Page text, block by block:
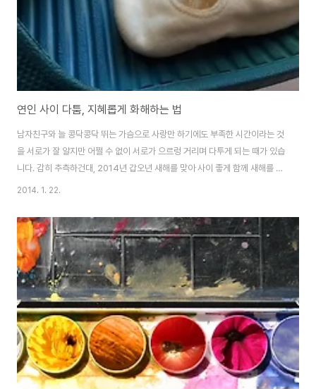
연인 사이 다툼, 지혜롭게 화해하는 법
남자친구와 늘 콩닥콩닥 뛰는 가슴으로 사랑만 하기에도 부족한 시간이라는 것
을 서로가 잘 알지만 어쩔 수 없이 서로가 으르렁 거리며 다투게 되는 때가 있습
니다. 감히 추측하건대, 2014년 갑오년 새해를 맞아 사이 좋게 함께 새해를 맞
이한 커플도 있을 테지만 새해부터 다툰 커플도 있으리라 생각됩니다. 자, 새해
은? 1차 전쟁 "이거 이렇게 하는 거 맞아?"(나사를 이렇게 돌려야 작동하려나?)
"아니지. 아니. 내가 하는 걸 보고 나서 해 봐."(그래. 여자친구에게 남자다운 모
습을 보여줘야지!) "이렇게?"(이게 맞긴 한 거야?) "아. 아니. 잠깐. 하아…"(아,
남자다운 모습을 보여줘야 되는데…) "헐! 지금 나한테 한..
2014. 1. 22.